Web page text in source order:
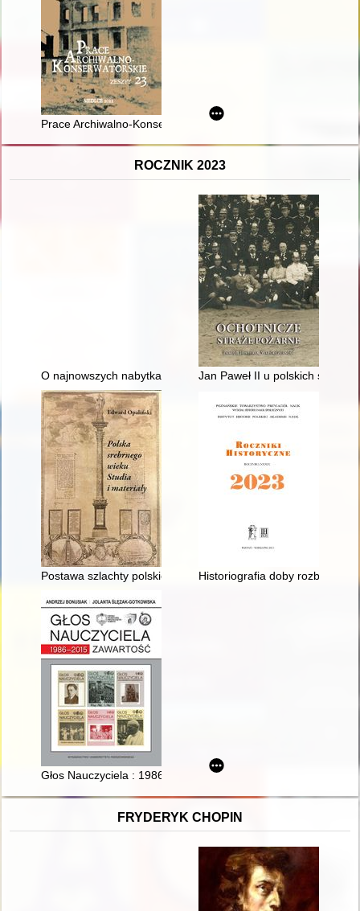
Prace Archiwalno-Konserwatorskie. Z. 23 (2022)
ROCZNIK 2023
O najnowszych nabytkach do badania średniowiecznej
Jan Paweł II u polskich
Postawa szlachty polskiej wobec osoby królewskiej jako
Historiografia doby rozbicia
Głos Nauczyciela : 1986-2015 : zawartość
FRYDERYK CHOPIN